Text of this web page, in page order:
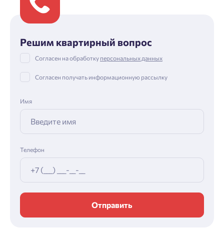
Решим квартирный вопрос
Согласен на обработку персональных данных
Согласен получать информационную рассылку
Имя
Телефон
Отправить